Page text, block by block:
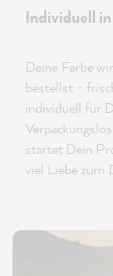
Individuell
Deine Farbe
bestellst –
individuell für
startet Dein
viel Liebe zum